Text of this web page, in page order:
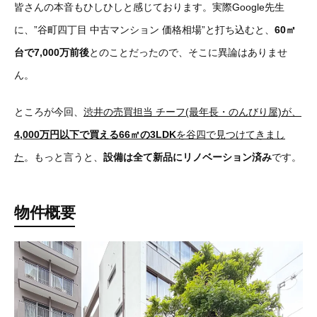
皆さんの本音もひしひしと感じております。実際Google先生
に、”谷町四丁目 中古マンション 価格相場”と打ち込むと、 60㎡
台で7,000万前後とのことだったので、そこに異論はありませ
ん。
ところが今回、 渋井の売買担当 チーフ(最年長・のんびり屋)が、
4,000万円以下で買える66㎡の3LDKを谷四で見つけてきまし
た。もっと言うと、 設備は全て新品にリノベーション済みです。
物件概要